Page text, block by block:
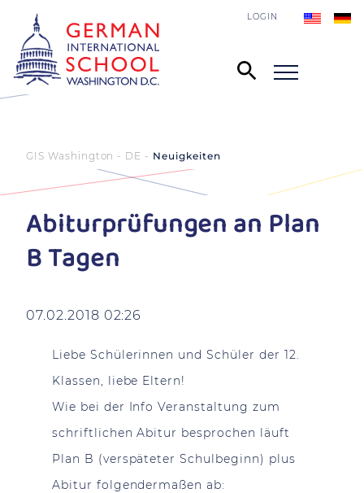
LOGIN
GIS Washington - DE Neuigkeiten
Abiturprüfungen an Plan
B Tagen
07.02.2018 02:26
Liebe Schülerinnen und Schüler der 12.
Klassen, liebe Eltern!
Wie bei der Info Veranstaltung zum
schriftlichen Abitur besprochen läuft
Plan B (verspäteter Schulbeginn) plus
Abitur folgendermaßen ab: